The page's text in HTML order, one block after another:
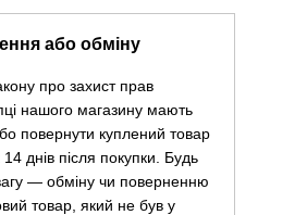
або обміну
про захист прав
нашого магазину мають
повернути куплений товар
днів після покупки. Будь
— обміну чи поверненню
товар, який не був у